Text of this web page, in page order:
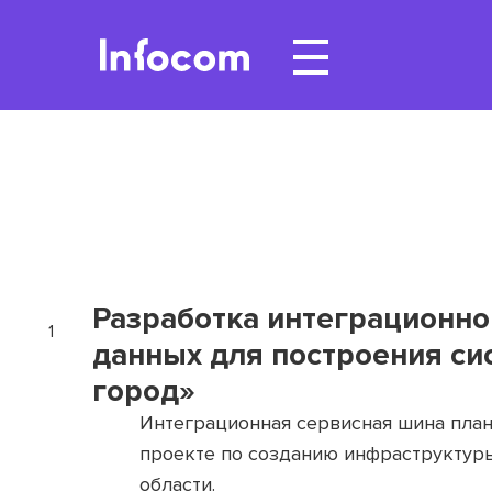
1
Разработка
данных для построения
город»
Интеграционная сервисная шина
проекте по созданию
области.